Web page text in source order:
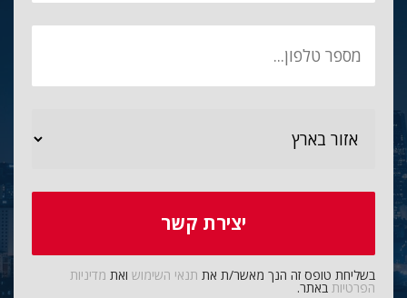
בשליחת טופס זה הנך מאשר/ת את תנאי השימוש ואת מדיניות
הפרטיות באתר.